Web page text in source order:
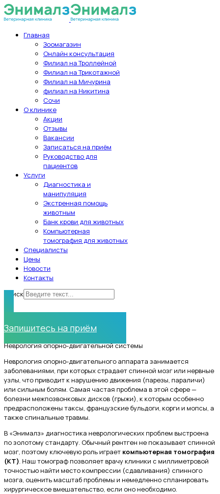
Главная
Зоомагазин
Онлайн консультация
Филиал на Троллейной
Филиал на Трикотажной
Филиал на Мичурина
филиал на Никитина
Сочи
О клинике
Акции
Отзывы
Вакансии
Записаться на приём
Руководство для
пациентов
Услуги
Диагностика и
манипуляция
Экстренная помощь
животным
Банк крови для животных
Компьютерная
томография для животных
Специалисты
Цены
Новости
Контакты
Поиск
Запишитесь на приём
Неврология опорно-двигательной системы
Неврология опорно-двигательного аппарата занимается
заболеваниями, при которых страдает спинной мозг или нервные
узлы, что приводит к нарушению движения (парезы, параличи)
или сильным болям. Самая частая проблема в этой сфере —
болезни межпозвонковых дисков (грыжи), к которым особенно
предрасположены таксы, французские бульдоги, корги и мопсы, а
также спинальные травмы.
В «Энималз» диагностика неврологических проблем выстроена
по золотому стандарту. Обычный рентген не показывает спинной
мозг, поэтому ключевую роль играет компьютерная томография
(КТ). Наш томограф позволяет врачу клиники с миллиметровой
точностью найти место компрессии (сдавливания) спинного
мозга, оценить масштаб проблемы и немедленно спланировать
хирургическое вмешательство, если оно необходимо.